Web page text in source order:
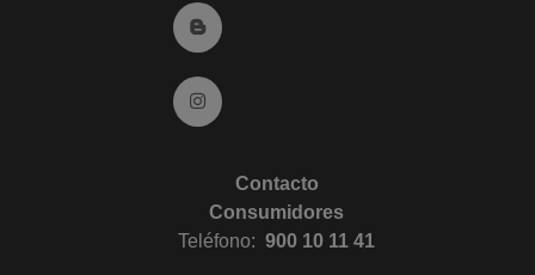
Ir al Blog (abre en ventana nueva)
Ir a Instagram (abre en ventana nueva)
Contacto
Consumidores
Teléfono: 900 10 11 41